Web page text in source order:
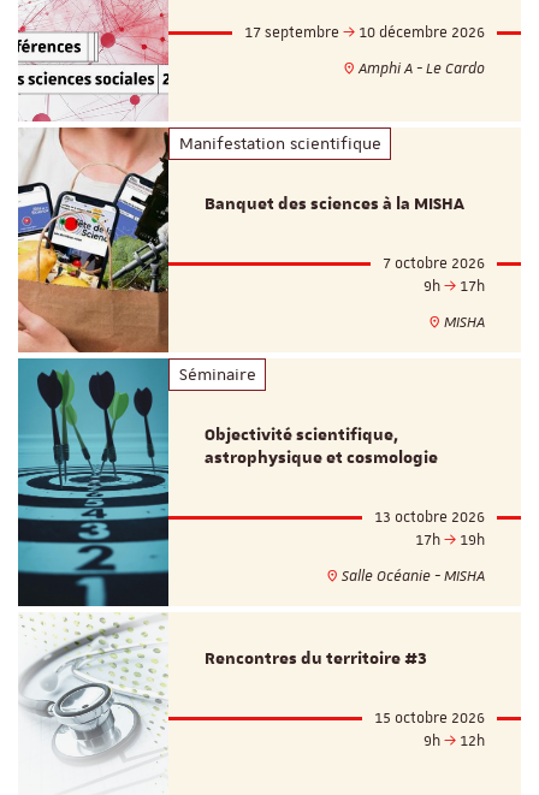
17 septembre
10 décembre 2026
Amphi A - Le Cardo
Manifestation scientifique
Banquet des sciences à la MISHA
7 octobre 2026
9h
17h
MISHA
Séminaire
Objectivité scientifique,
astrophysique et cosmologie
13 octobre 2026
17h
19h
Salle Océanie - MISHA
Rencontres du territoire #3
15 octobre 2026
9h
12h